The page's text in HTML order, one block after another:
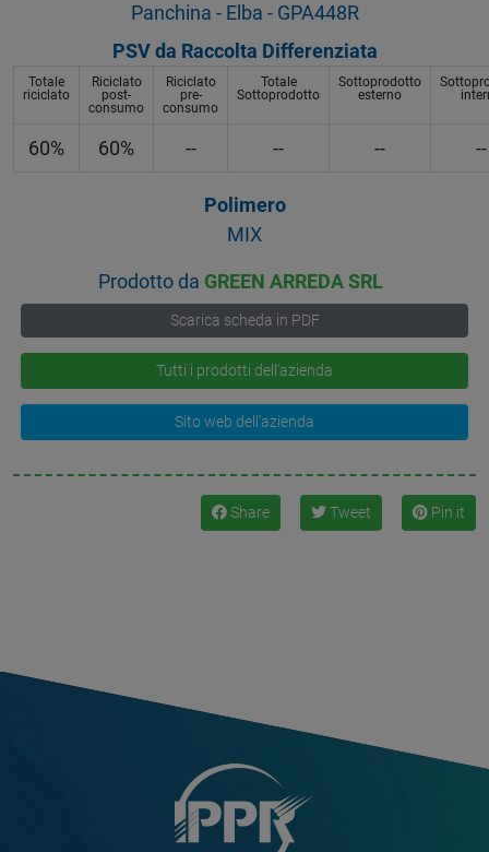
Panchina - Elba - GPA448R
PSV da Raccolta Differenziata
Totale
riciclato
Riciclato
post-
consumo
Riciclato
pre-
consumo
Totale
Sottoprodotto
Sottoprodotto
esterno
60% 60% -- -- -- --
Polimero
MIX
Prodotto da GREEN ARREDA SRL
Scarica scheda in PDF
Tutti i prodotti dell'azienda
Sito web dell'azienda
Share Tweet Pin it